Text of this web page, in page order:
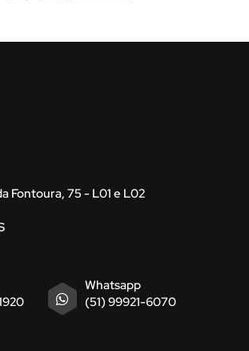
Fontoura, 75 - L01 e L02
Whatsapp
(51) 99921-6070